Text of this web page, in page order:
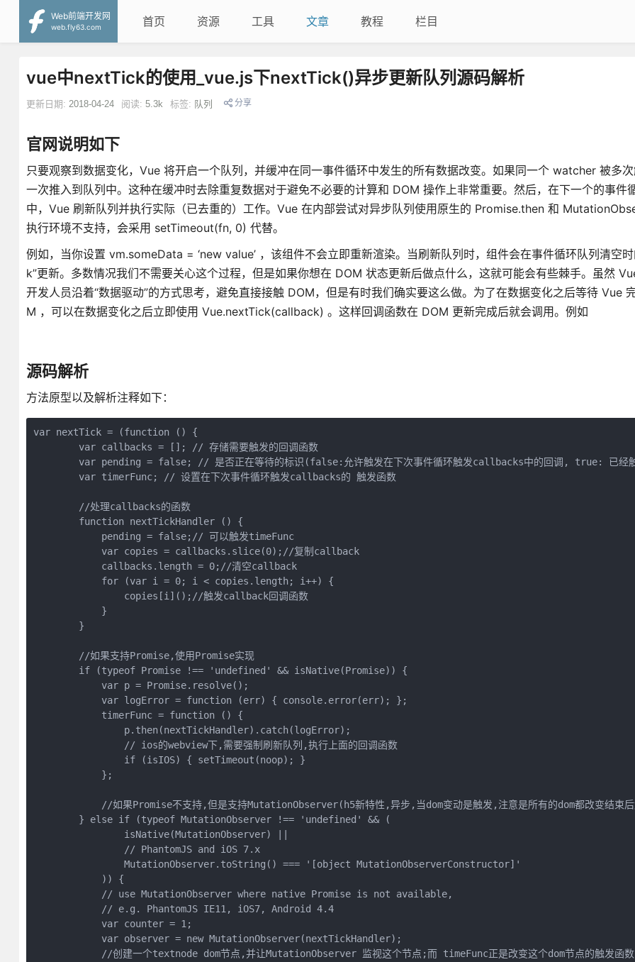
Web前端开发网
web.fly63.com
首页 资源 工具 文章 教程 栏目
vue中nextTick的使用_vue.js下nextTick()异步更新队列源码解析
更新日期: 2018-04-24 阅读: 5.3k 标签: 队列 分享
官网说明如下
只要观察到数据变化，Vue 将开启一个队列，并缓冲在同一事件循环中发生的所有数据改变。如果同一个 watcher 被多
一次推入到队列中。这种在缓冲时去除重复数据对于避免不必要的计算和 DOM 操作上非常重要。然后，在下一个的事件
中，Vue 刷新队列并执行实际（已去重的）工作。Vue 在内部尝试对异步队列使用原生的 Promise.then 和
执行环境不支持，会采用 setTimeout(fn, 0) 代替。
例如，当你设置 vm.someData = ‘new value’ ，该组件不会立即重新渲染。当刷新队列时，组件会在事件循环队列清空
k”更新。多数情况我们不需要关心这个过程，但是如果你想在 DOM 状态更新后做点什么，这就可能会有些棘手。虽然
开发人员沿着“数据驱动”的方式思考，避免直接接触 DOM，但是有时我们确实要这么做。为了在数据变化之后等待 Vue
M ，可以在数据变化之后立即使用 Vue.nextTick(callback) 。这样回调函数在 DOM 更新完成后就会调用。例如
源码解析
方法原型以及解析注释如下：
var nextTick = (function () {
        var callbacks = []; // 存储需要触发的回调函数
var pending = false; // 是否正在等待的标识(false:允许触发在下次事件循环触发callbacks中的回调, true: 已经
        var timerFunc; // 设置在下次事件循环触发callbacks的 触发函数
        //处理callbacks的函数
        function nextTickHandler () {
            pending = false;// 可以触发timeFunc
            var copies = callbacks.slice(0);//复制callback
            callbacks.length = 0;//清空callback
            for (var i = 0; i < copies.length; i++) {
                copies[i]();//触发callback回调函数
            }
        }
        //如果支持Promise,使用Promise实现
        if (typeof Promise !== 'undefined' && isNative(Promise)) {
            var p = Promise.resolve();
            var logError = function (err) { console.error(err); };
            timerFunc = function () {
                p.then(nextTickHandler).catch(logError);
                // ios的webview下,需要强制刷新队列,执行上面的回调函数
                if (isIOS) { setTimeout(noop); }
            };
//如果Promise不支持,但是支持MutationObserver(h5新特性,异步,当dom变动是触发,注意是所有的dom都改变结束
        } else if (typeof MutationObserver !== 'undefined' && (
                isNative(MutationObserver) ||
                // PhantomJS and iOS 7.x
                MutationObserver.toString() === '[object MutationObserverConstructor]'
            )) {
            // use MutationObserver where native Promise is not available,
            // e.g. PhantomJS IE11, iOS7, Android 4.4
            var counter = 1;
            var observer = new MutationObserver(nextTickHandler);
            //创建一个textnode dom节点,并让MutationObserver 监视这个节点;而 timeFunc正是改变这个dom节点的触发函数